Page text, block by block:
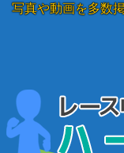
写真や動画を多数